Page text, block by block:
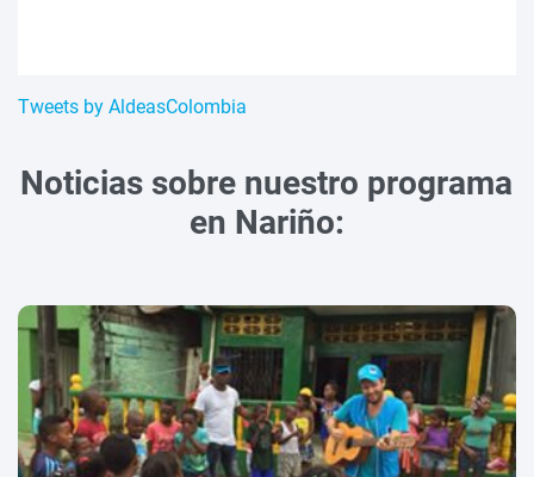
Tweets by AldeasColombia
Noticias sobre nuestro programa
en Nariño: